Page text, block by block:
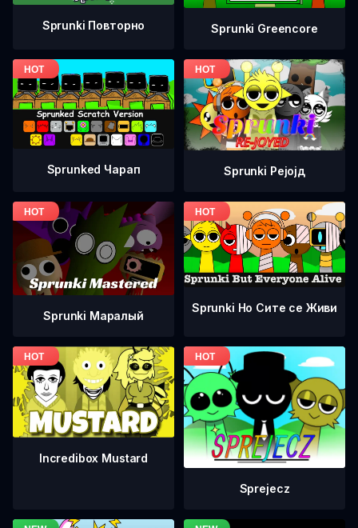
Sprunki Повторно Sprunki Greencore
Sprunked Чарап Sprunki Рејојд
Sprunki Маралый
Sprunki Но Сите се Живи
Incredibox Mustard
Sprejecz